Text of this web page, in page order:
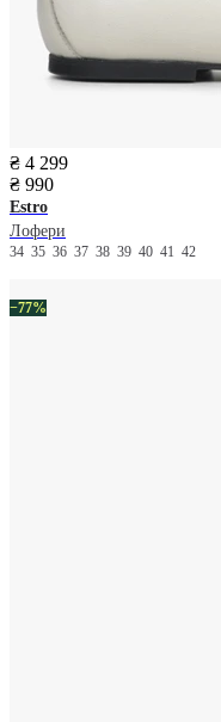
₴ 4 299
₴ 990
Estro
Лофери
34 35 36 37 38 39 40 41 42
−77%